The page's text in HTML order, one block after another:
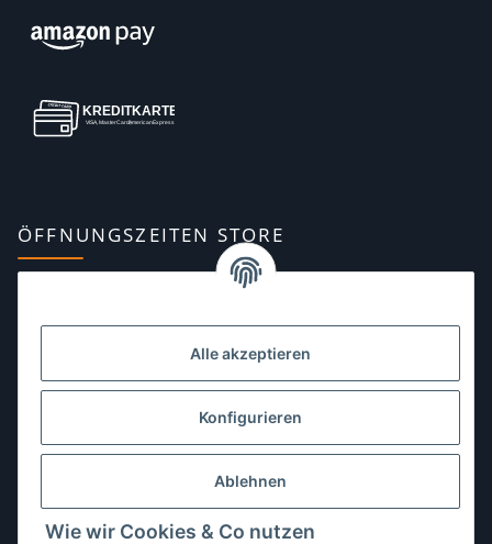
Alle akzeptieren
Konfigurieren
Ablehnen
Wie wir Cookies & Co nutzen
ÖFFNUNGSZEITEN STORE
10:00–13:00, 14:00–18:00 Uhr
Dienstag:10:00–13:00, 14:00–16:00 Uhr
10:00–13:00 Uhr
Freitag:10:00–13:00, 14:00–18:00 Uhr
Sonntag: geschlossen